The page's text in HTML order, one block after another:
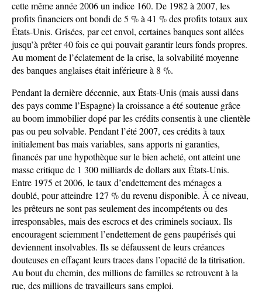
cette même année 2006 un indice 160. De 1982 à 2007, les
profits financiers ont bondi de 5 % à 41 % des profits totaux aux
États-Unis. Grisées, par cet envol, certaines banques sont allées
jusqu’à prêter 40 fois ce qui pouvait garantir leurs fonds propres.
Au moment de l’éclatement de la crise, la solvabilité moyenne
des banques anglaises était inférieure à 8 %.
Pendant la dernière décennie, aux États-Unis (mais aussi dans
des pays comme l’Espagne) la croissance a été soutenue grâce
au boom immobilier dopé par les crédits consentis à une clientèle
pas ou peu solvable. Pendant l’été 2007, ces crédits à taux
initialement bas mais variables, sans apports ni garanties,
financés par une hypothèque sur le bien acheté, ont atteint une
masse critique de 1 300 milliards de dollars aux États-Unis.
Entre 1975 et 2006, le taux d’endettement des ménages a
doublé, pour atteindre 127 % du revenu disponible. À ce niveau,
les prêteurs ne sont pas seulement des incompétents ou des
irresponsables, mais des escrocs et des criminels sociaux. Ils
encouragent sciemment l’endettement de gens paupérisés qui
deviennent insolvables. Ils se défaussent de leurs créances
douteuses en effaçant leurs traces dans l’opacité de la titrisation.
Au bout du chemin, des millions de familles se retrouvent à la
rue, des millions de travailleurs sans emploi.